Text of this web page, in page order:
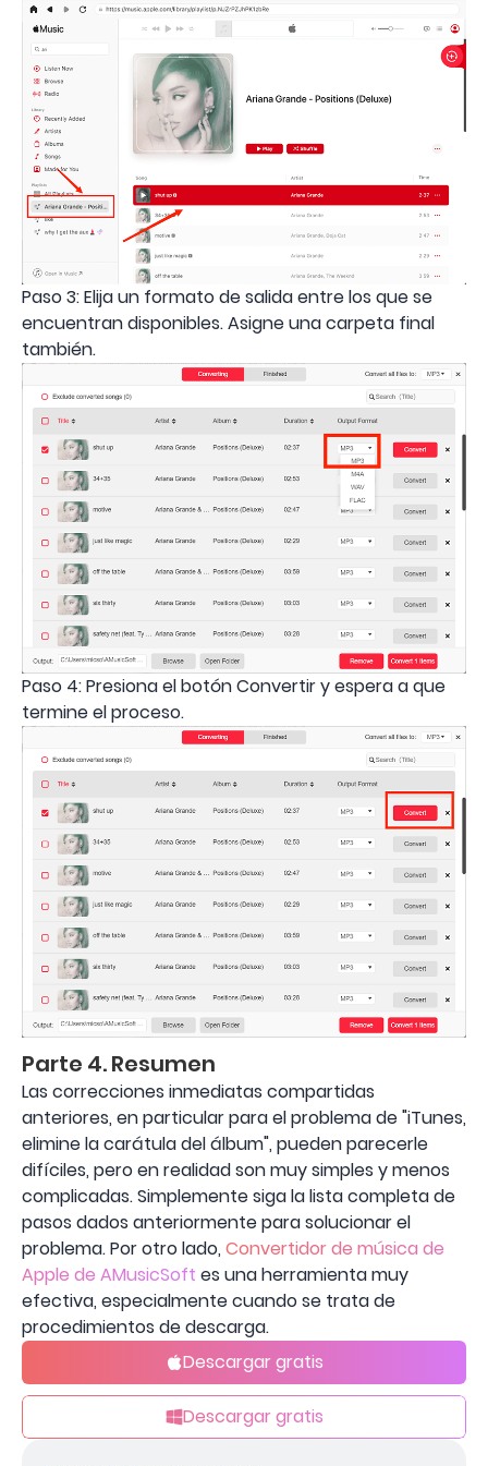
Paso 3: Elija un formato de salida entre los que se
encuentran disponibles. Asigne una carpeta final
también.
Paso 4: Presiona el botón Convertir y espera a que
termine el proceso.
Parte 4. Resumen
Las correcciones inmediatas compartidas
anteriores, en particular para el problema de "iTunes,
elimine la carátula del álbum", pueden parecerle
difíciles, pero en realidad son muy simples y menos
complicadas. Simplemente siga la lista completa de
pasos dados anteriormente para solucionar el
problema. Por otro lado, Convertidor de música de
Apple de AMusicSoft es una herramienta muy
efectiva, especialmente cuando se trata de
procedimientos de descarga.
Descargar gratis
Descargar gratis